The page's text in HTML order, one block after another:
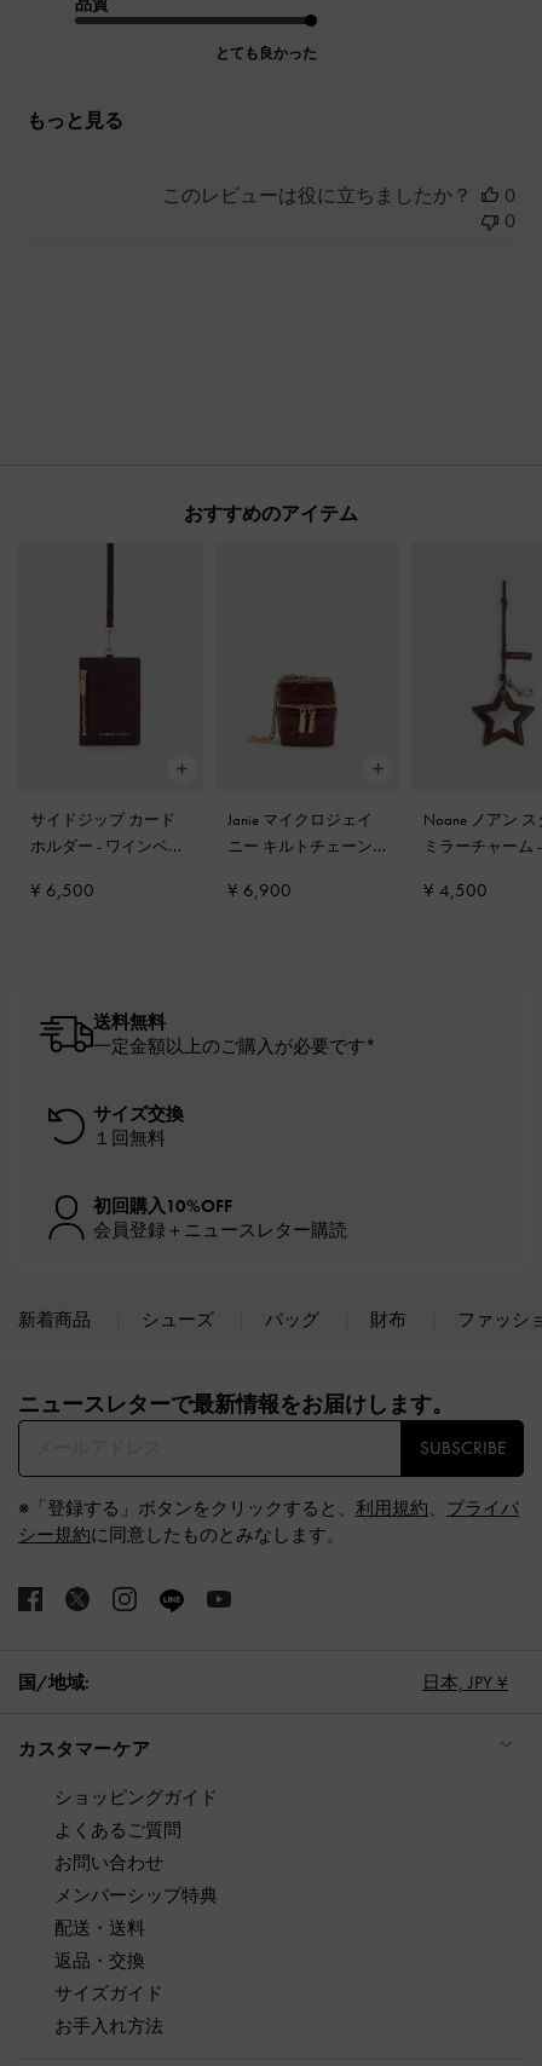
とても良かった
もっと見る
このレビューは役に立ちましたか？
0
0
おすすめのアイテム
サイドジップ カード
ホルダー - ワインベリ
¥ 6,500
Janie マイクロジェイ
ニー キルトチェーン
チ-バーガンディ
¥ 6,900
Noane ノアン
ミラーチャーム
¥ 4,500
送料無料
一定金額以上のご購入が必要です*
サイズ交換
１回無料
初回購入10%OFF
会員登録＋ニュースレター購読
新着商品 シューズ バッグ 財布 ファッシ
ニュースレターで最新情報をお届けします。​
SUBSCRIBE
※「登録する」ボタンをクリックすると、 利用規約、 プライバ
シー規約に同意したものとみなします。
国/地域: 日本, JPY ¥
カスタマーケア
ショッピングガイド
よくあるご質問
お問い合わせ
メンバーシップ特典
配送・送料
返品・交換
サイズガイド
お手入れ方法